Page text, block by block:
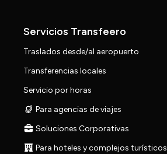
Servicios Transfeero
Traslados desde/al aeropuerto
Transferencias locales
Servicio por horas
Para agencias de viajes
Soluciones Corporativas
Para hoteles y complejos turísticos